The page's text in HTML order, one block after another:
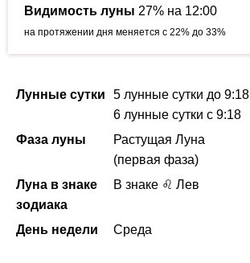
Видимость луны 27% на 12:00
на протяжении дня меняется с 22% до 33%
Лунные сутки 5 лунные сутки до 9:18
6 лунные сутки с 9:18
Фаза луны
Растущая Луна
(первая фаза)
Луна в знаке
зодиака
В знаке ♌ Лев
День недели Среда